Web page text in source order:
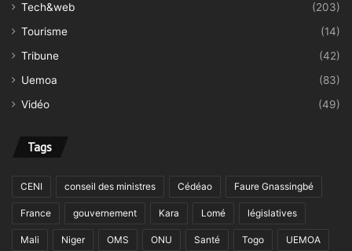
Tech&web
(203)
Tourisme
(14)
Tribune
(42)
Uemoa
(83)
Vidéo
(49)
Tags
CENI conseil des ministres Cédéao Faure Gnassingbé
France gouvernement Kara Lomé législatives
Mali Niger OMS ONU Santé Togo UEMOA